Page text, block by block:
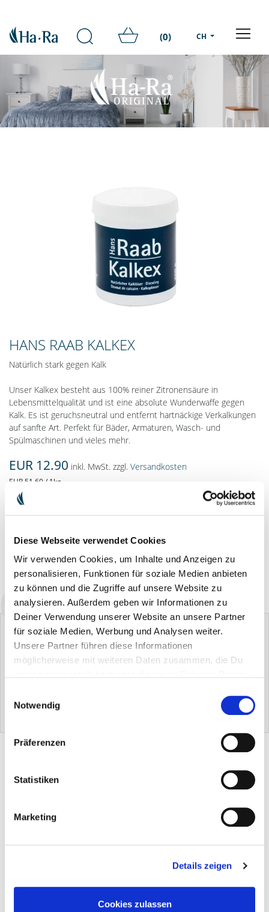
Diese Webseite verwendet Cookies
Wir verwenden Cookies, um Inhalte und Anzeigen zu
personalisieren, Funktionen für soziale Medien anbieten
zu können und die Zugriffe auf unsere Website zu
analysieren. Außerdem geben wir Informationen zu
Deiner Verwendung unserer Website an unsere Partner
für soziale Medien, Werbung und Analysen weiter.
Unsere Partner führen diese Informationen
möglicherweise mit weiteren Daten zusammen, die Du
Notwendig
Präferenzen
Statistiken
Marketing
Details zeigen
Cookies zulassen
(0) CH
HANS RAAB KALKEX
Natürlich stark gegen Kalk
Unser Kalkex besteht aus 100% reiner Zitronensäure in
Lebensmittelqualität und ist eine absolute Wunderwaffe gegen
Kalk. Es ist geruchsneutral und entfernt hartnäckige Verkalkungen
auf sanfte Art. Perfekt für Bäder, Armaturen, Wasch- und
Spülmaschinen und vieles mehr.
EUR 12.90 inkl. MwSt. zzgl. Versandkosten
EUR 51.60 / 1kg
Inhalt: 250 g
Verfügbarkeit: sofort lieferbar
EUR 0.00
Konzentrierte Vollpflege
EUR 0.00
PRODUKTBESCHREIBUNG